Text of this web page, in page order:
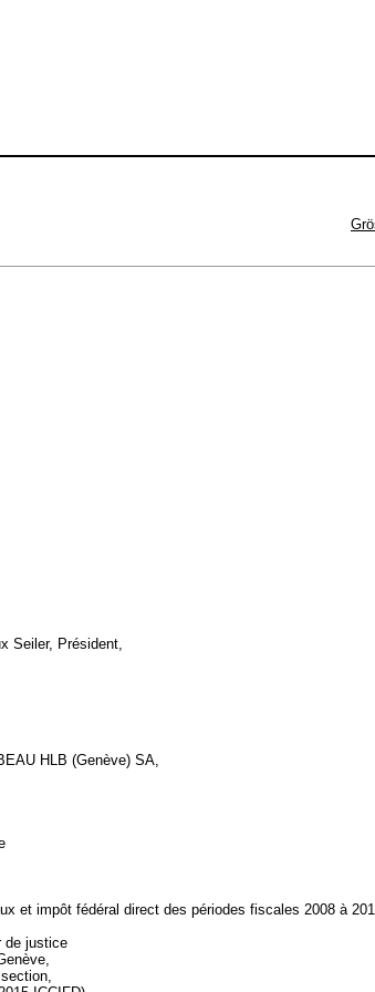
Seiler, Président,
HLB (Genève) SA,
et impôt fédéral direct des périodes fiscales 2008 à
de justice